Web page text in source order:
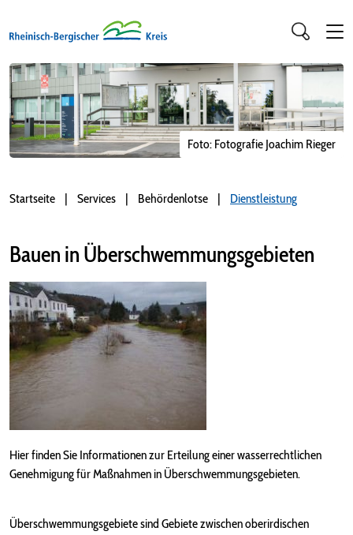
Foto: Fotografie Joachim Rieger
Startseite Services Behördenlotse Dienstleistung
Bauen in Überschwemmungsgebieten
Hier finden Sie Informationen zur Erteilung einer wasserrechtlichen
Genehmigung für Maßnahmen in Überschwemmungsgebieten.
Überschwemmungsgebiete sind Gebiete zwischen oberirdischen